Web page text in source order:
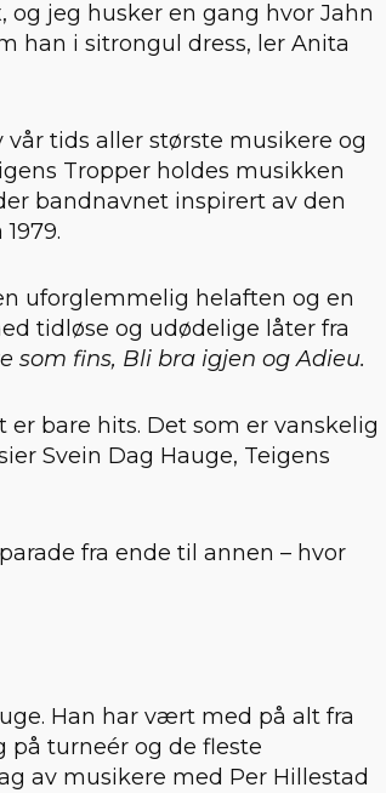
og jeg husker en gang hvor Jahn
han i sitrongul dress, ler Anita
tids aller største musikere og
Tropper holdes musikken
bandnavnet inspirert av den
uforglemmelig helaften og en
tidløse og udødelige låter fra
fins, Bli bra igjen og Adieu.
bare hits. Det som er vanskelig
Svein Dag Hauge, Teigens
fra ende til annen – hvor
Han har vært med på alt fra
på turneér og de fleste
av musikere med Per Hillestad